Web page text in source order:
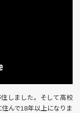
しました。そして高校
んで18年以上になりま